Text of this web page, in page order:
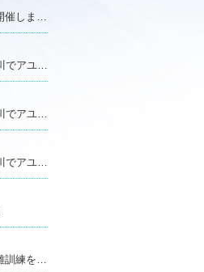
労働災害防止安全大会を開催しました！
高知アユだより (8) ～ 鏡川でアユの遡上調査を行いました（2026年3月14日）
高知アユだより (7) ～ 鏡川でアユの遡上調査を行いました（2026年2月28日）
高知アユだより (6) ～ 鏡川でアユの遡上調査を行いました（2026年2月14日）
シェイクアウト訓練と避難訓練を行いました!!